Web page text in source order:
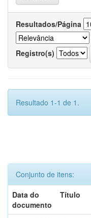
Resultados/Página
Registro(s)
Resultado 1-1 de 1.
Conjunto de itens:
Data do
documento
Título